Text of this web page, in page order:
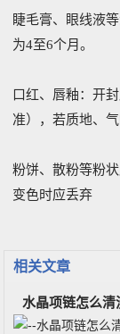
睫毛膏、‌眼线液
为4至6个月。‌‌
口红、‌唇釉‌：开
准），若质地、
粉饼、‌散粉等粉
变色时应丢弃
相关文章
水晶项链怎么